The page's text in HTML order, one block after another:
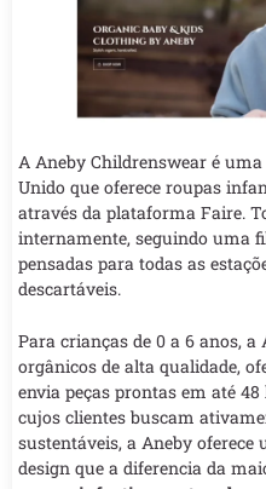
A Aneby Childrenswear é
Unido que oferece roupas
através da plataforma Faire.
internamente, seguindo uma
pensadas para todas as
descartáveis.
Para crianças de 0 a 6 anos,
orgânicos de alta qualidade,
envia peças prontas em até
cujos clientes buscam
sustentáveis, a Aneby
design que a diferencia da